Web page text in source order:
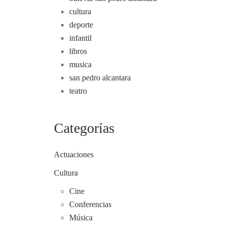
cultura
deporte
infantil
libros
musica
san pedro alcantara
teatro
Categorías
Actuaciones
Cultura
Cine
Conferencias
Música